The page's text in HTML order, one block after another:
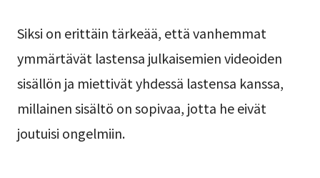
Siksi on erittäin tärkeää, että vanhemmat
ymmärtävät lastensa julkaisemien videoiden
sisällön ja miettivät yhdessä lastensa kanssa,
millainen sisältö on sopivaa, jotta he eivät
joutuisi ongelmiin.